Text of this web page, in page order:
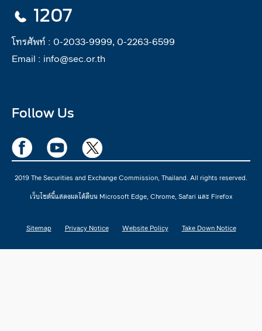
1207
โทรศัพท์ : 0-2033-9999, 0-2263-6599
Email : info@sec.or.th
Follow Us
2019 The Securities and Exchange Commission, Thailand. All rights reserved.
เว็บไซต์นี้แสดงผลได้ดีบน Microsoft Edge, Chrome, Safari และ Firefox
Sitemap Privacy Notice Website Policy Take Down Notice